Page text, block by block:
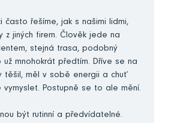
často řešíme, jak s našimi lidmi,
z jiných firem. Člověk jede na
stejná trasa, podobný
už mnohokrát předtím. Dříve se na
těšil, měl v sobě energii a chuť
Postupně se to ale mění.
být rutinní a předvídatelné.